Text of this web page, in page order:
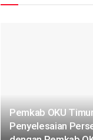
Pemkab OKU
Penyelesaian